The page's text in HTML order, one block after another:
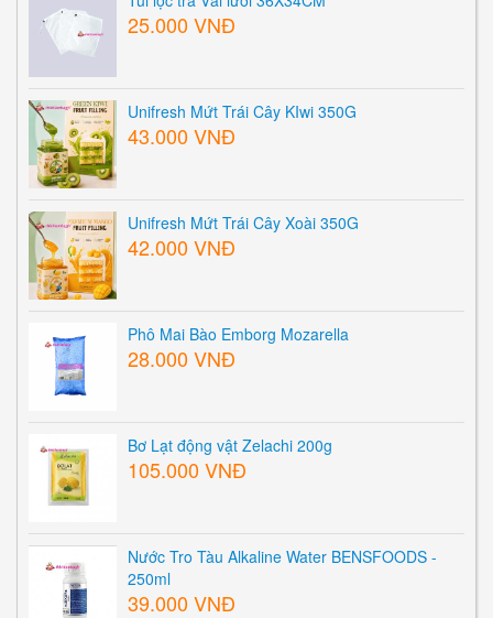
25.000 VNĐ
Unifresh Mứt Trái Cây KIwi 350G
43.000 VNĐ
Unifresh Mứt Trái Cây Xoài 350G
42.000 VNĐ
Phô Mai Bào Emborg Mozarella
28.000 VNĐ
Bơ Lạt động vật Zelachi 200g
105.000 VNĐ
Nước Tro Tàu Alkaline Water BENSFOODS -
250ml
39.000 VNĐ